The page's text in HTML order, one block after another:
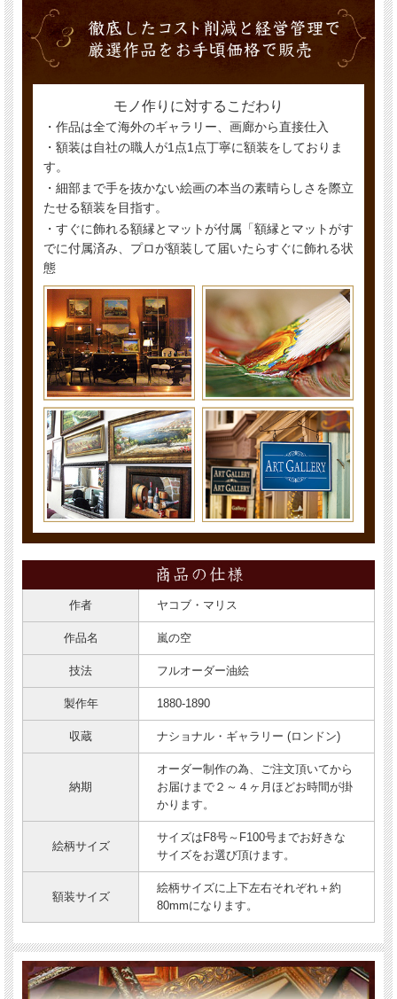
モノ作りに対するこだわり
・作品は全て海外のギャラリー、画廊から直接仕入
・額装は自社の職人が1点1点丁寧に額装をしておりま
す。
・細部まで手を抜かない絵画の本当の素晴らしさを際立
たせる額装を目指す。
・すぐに飾れる額縁とマットが付属「額縁とマットがす
でに付属済み、プロが額装して届いたらすぐに飾れる状
態
作者 ヤコブ・マリス
作品名 嵐の空
技法 フルオーダー油絵
製作年 1880-1890
収蔵 ナショナル・ギャラリー (ロンドン)
納期
オーダー制作の為、ご注文頂いてから
お届けまで２～４ヶ月ほどお時間が掛
かります。
絵柄サイズ
サイズはF8号～F100号までお好きな
サイズをお選び頂けます。
額装サイズ
絵柄サイズに上下左右それぞれ＋約
80mmになります。